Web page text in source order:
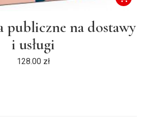
publiczne na dostawy
i usługi
128.00 zł